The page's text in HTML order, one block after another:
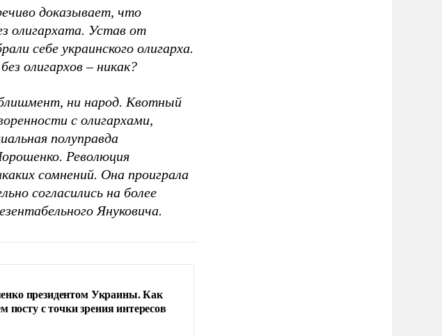
доказывает, что
олигархата. Устав от
себе украинского олигарха.
олигархов – никак?
ни народ. Квотный
с олигархами,
полуправда
Революция
сомнений. Она проиграла
согласились на более
Януковича.
президентом Украины. Как
посту с точки зрения интересов